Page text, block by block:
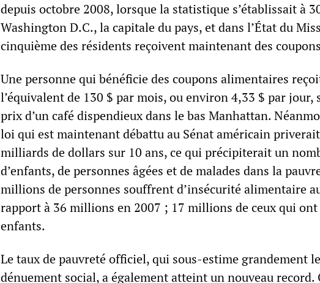
depuis octobre 2008, lorsque la statistique s’établissait à
Washington D.C., la capitale du pays, et dans l’État du
cinquième des résidents reçoivent maintenant des
Une personne qui bénéficie des coupons alimentaires
l’équivalent de 130 $ par mois, ou environ 4,33 $ par jour,
prix d’un café dispendieux dans le bas Manhattan.
loi qui est maintenant débattu au Sénat américain
milliards de dollars sur 10 ans, ce qui précipiterait un
d’enfants, de personnes âgées et de malades dans la
millions de personnes souffrent d’insécurité alimentaire
rapport à 36 millions en 2007 ; 17 millions de ceux qui
enfants.
Le taux de pauvreté officiel, qui sous-estime grandement
dénuement social, a également atteint un nouveau record.